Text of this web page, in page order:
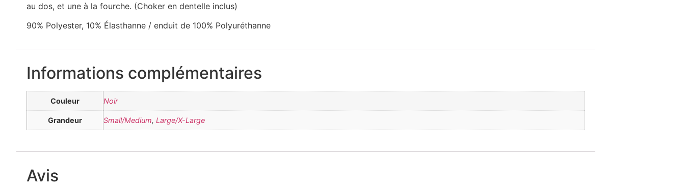
au dos, et une à la fourche. (Choker en dentelle inclus)
90% Polyester, 10% Élasthanne / enduit de 100% Polyuréthanne
Informations complémentaires
Couleur Noir
Grandeur Small/Medium, Large/X-Large
Avis